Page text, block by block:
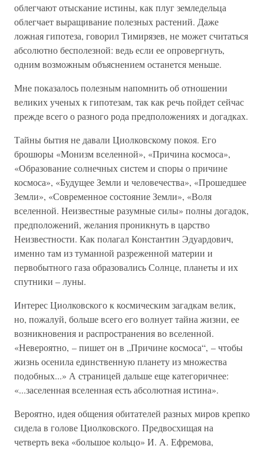
облегчают отыскание истины, как плуг земледельца
облегчает выращивание полезных растений. Даже
ложная гипотеза, говорил Тимирязев, не может считаться
абсолютно бесполезной: ведь если ее опровергнуть,
одним возможным объяснением останется меньше.
Мне показалось полезным напомнить об отношении
великих ученых к гипотезам, так как речь пойдет сейчас
прежде всего о разного рода предположениях и догадках.
Тайны бытия не давали Циолковскому покоя. Его
брошюры «Монизм вселенной», «Причина космоса»,
«Образование солнечных систем и споры о причине
космоса», «Будущее Земли и человечества», «Прошедшее
Земли», «Современное состояние Земли», «Воля
вселенной. Неизвестные разумные силы» полны догадок,
предположений, желания проникнуть в царство
Неизвестности. Как полагал Константин Эдуардович,
именно там из туманной разреженной материи и
первобытного газа образовались Солнце, планеты и их
спутники – луны.
Интерес Циолковского к космическим загадкам велик,
но, пожалуй, больше всего его волнует тайна жизни, ее
возникновения и распространения во вселенной.
«Невероятно, – пишет он в „Причине космоса“, – чтобы
жизнь осенила единственную планету из множества
подобных...» А страницей дальше еще категоричнее:
«...заселенная вселенная есть абсолютная истина».
Вероятно, идея общения обитателей разных миров крепко
сидела в голове Циолковского. Предвосхищая на
четверть века «большое кольцо» И. А. Ефремова,